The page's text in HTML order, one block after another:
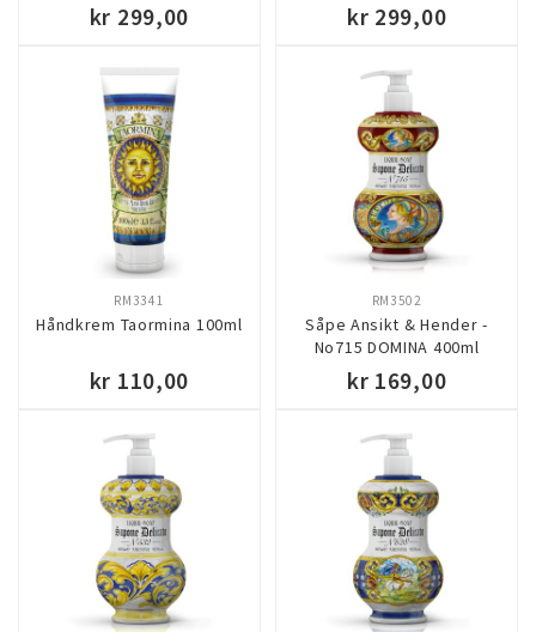
kr 299,00 kr 299,00
Håndkrem Taormina 100ml
RM3341
kr 110,00
Såpe Ansikt & Hender -
No715 DOMINA 400ml
RM3502
kr 169,00